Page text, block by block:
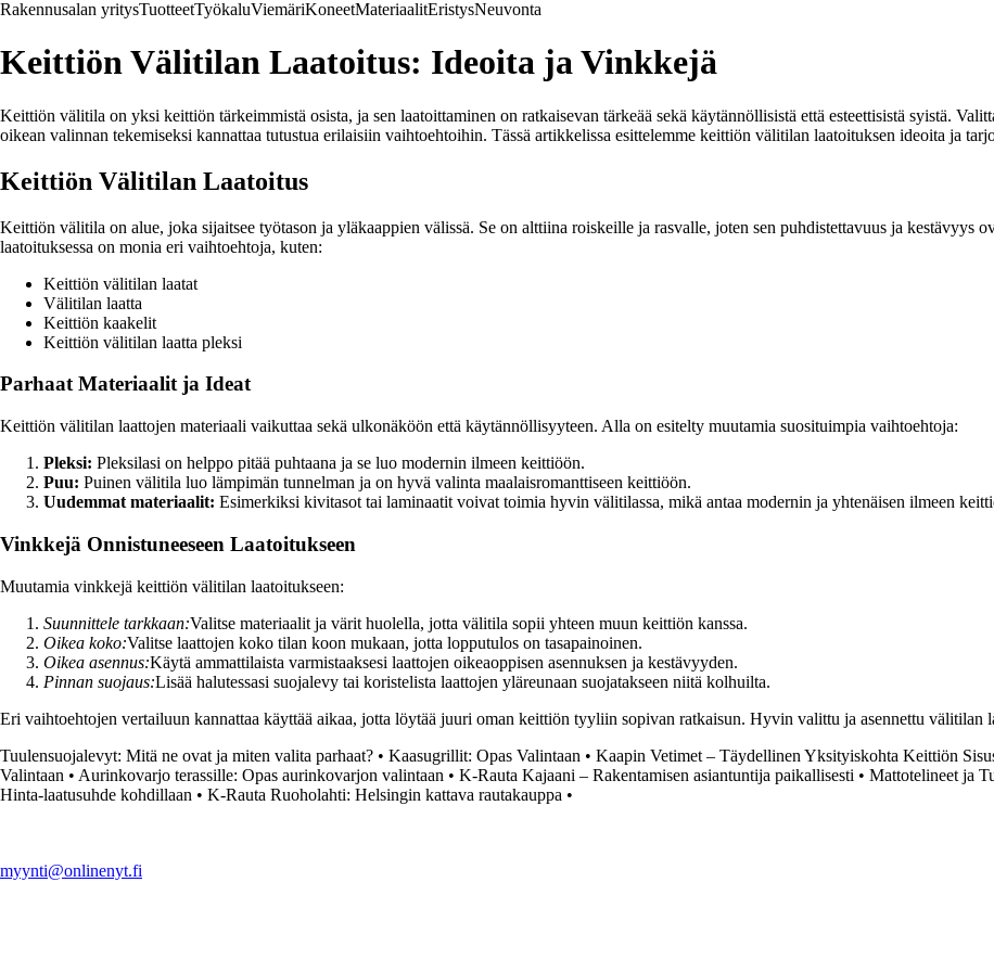
Rakennusalan yritysTuotteetTyökaluViemäriKoneetMateriaalitEristysNeuvonta
Keittiön Välitilan Laatoitus: Ideoita ja Vinkkejä
Keittiön välitila on yksi keittiön tärkeimmistä osista, ja sen laatoittaminen on ratkaisevan tärkeää sekä käytännöllisistä että esteettisistä syistä.
oikean valinnan tekemiseksi kannattaa tutustua erilaisiin vaihtoehtoihin. Tässä artikkelissa esittelemme keittiön välitilan laatoituksen ideoita ja
Keittiön Välitilan Laatoitus
Keittiön välitila on alue, joka sijaitsee työtason ja yläkaappien välissä. Se on alttiina roiskeille ja rasvalle, joten sen puhdistettavuus ja kestävyys
laatoituksessa on monia eri vaihtoehtoja, kuten:
Keittiön välitilan laatat
Välitilan laatta
Keittiön kaakelit
Keittiön välitilan laatta pleksi
Parhaat Materiaalit ja Ideat
Keittiön välitilan laattojen materiaali vaikuttaa sekä ulkonäköön että käytännöllisyyteen. Alla on esitelty muutamia suosituimpia vaihtoehtoja:
Pleksi: Pleksilasi on helppo pitää puhtaana ja se luo modernin ilmeen keittiöön.
Puu: Puinen välitila luo lämpimän tunnelman ja on hyvä valinta maalaisromanttiseen keittiöön.
Uudemmat materiaalit: Esimerkiksi kivitasot tai laminaatit voivat toimia hyvin välitilassa, mikä antaa modernin ja yhtenäisen ilmeen
Vinkkejä Onnistuneeseen Laatoitukseen
Muutamia vinkkejä keittiön välitilan laatoitukseen:
Suunnittele tarkkaan:Valitse materiaalit ja värit huolella, jotta välitila sopii yhteen muun keittiön kanssa.
Oikea koko:Valitse laattojen koko tilan koon mukaan, jotta lopputulos on tasapainoinen.
Oikea asennus:Käytä ammattilaista varmistaaksesi laattojen oikeaoppisen asennuksen ja kestävyyden.
Pinnan suojaus:Lisää halutessasi suojalevy tai koristelista laattojen yläreunaan suojatakseen niitä kolhuilta.
Eri vaihtoehtojen vertailuun kannattaa käyttää aikaa, jotta löytää juuri oman keittiön tyyliin sopivan ratkaisun. Hyvin valittu ja asennettu välitilan
Tuulensuojalevyt: Mitä ne ovat ja miten valita parhaat? • Kaasugrillit: Opas Valintaan • Kaapin Vetimet – Täydellinen Yksityiskohta Keittiön
Valintaan • Aurinkovarjo terassille: Opas aurinkovarjon valintaan • K-Rauta Kajaani – Rakentamisen asiantuntija paikallisesti • Mattotelineet ja
Hinta-laatusuhde kohdillaan • K-Rauta Ruoholahti: Helsingin kattava rautakauppa •
myynti@onlinenyt.fi